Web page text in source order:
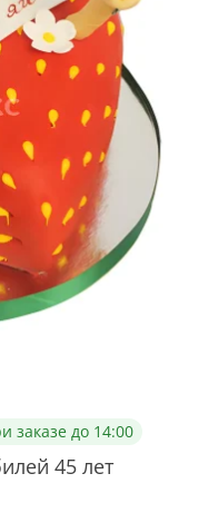
заказе до 14:00
45 лет